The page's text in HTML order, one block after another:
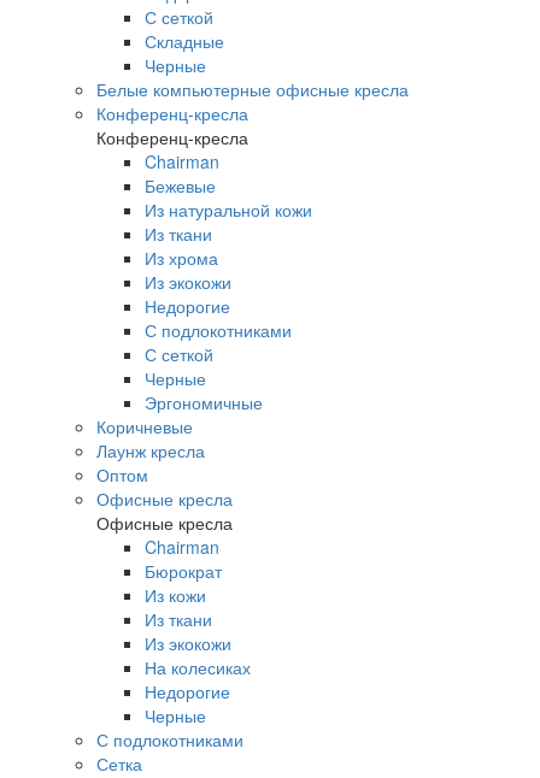
С сеткой
Складные
Черные
Белые компьютерные офисные кресла
Конференц-кресла
Конференц-кресла
Chairman
Бежевые
Из натуральной кожи
Из ткани
Из хрома
Из экокожи
Недорогие
С подлокотниками
С сеткой
Черные
Эргономичные
Коричневые
Лаунж кресла
Оптом
Офисные кресла
Офисные кресла
Chairman
Бюрократ
Из кожи
Из ткани
Из экокожи
На колесиках
Недорогие
Черные
С подлокотниками
Сетка